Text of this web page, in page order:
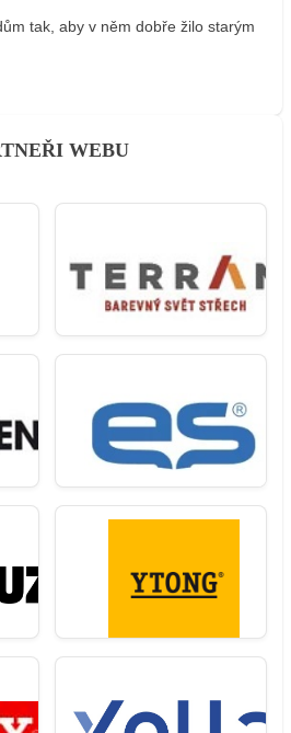
tak, aby v něm dobře žilo starým
WEBU